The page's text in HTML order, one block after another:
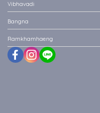
Vibhavadi
Bangna
Ramkhamhaeng